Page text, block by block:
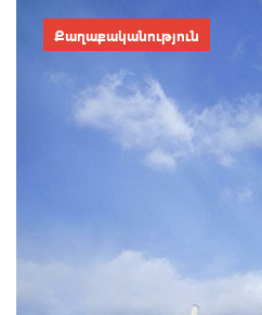
Քաղաքականություն